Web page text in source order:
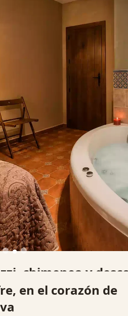
y desconexión
parejas, familias y grupos que
diferente.
en el corazón de